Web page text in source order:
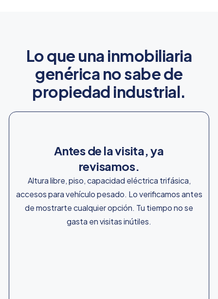
Lo que una inmobiliaria
genérica no sabe de
propiedad industrial.
Antes de la visita, ya
revisamos.
Altura libre, piso, capacidad eléctrica trifásica,
accesos para vehículo pesado. Lo verificamos antes
de mostrarte cualquier opción. Tu tiempo no se
gasta en visitas inútiles.